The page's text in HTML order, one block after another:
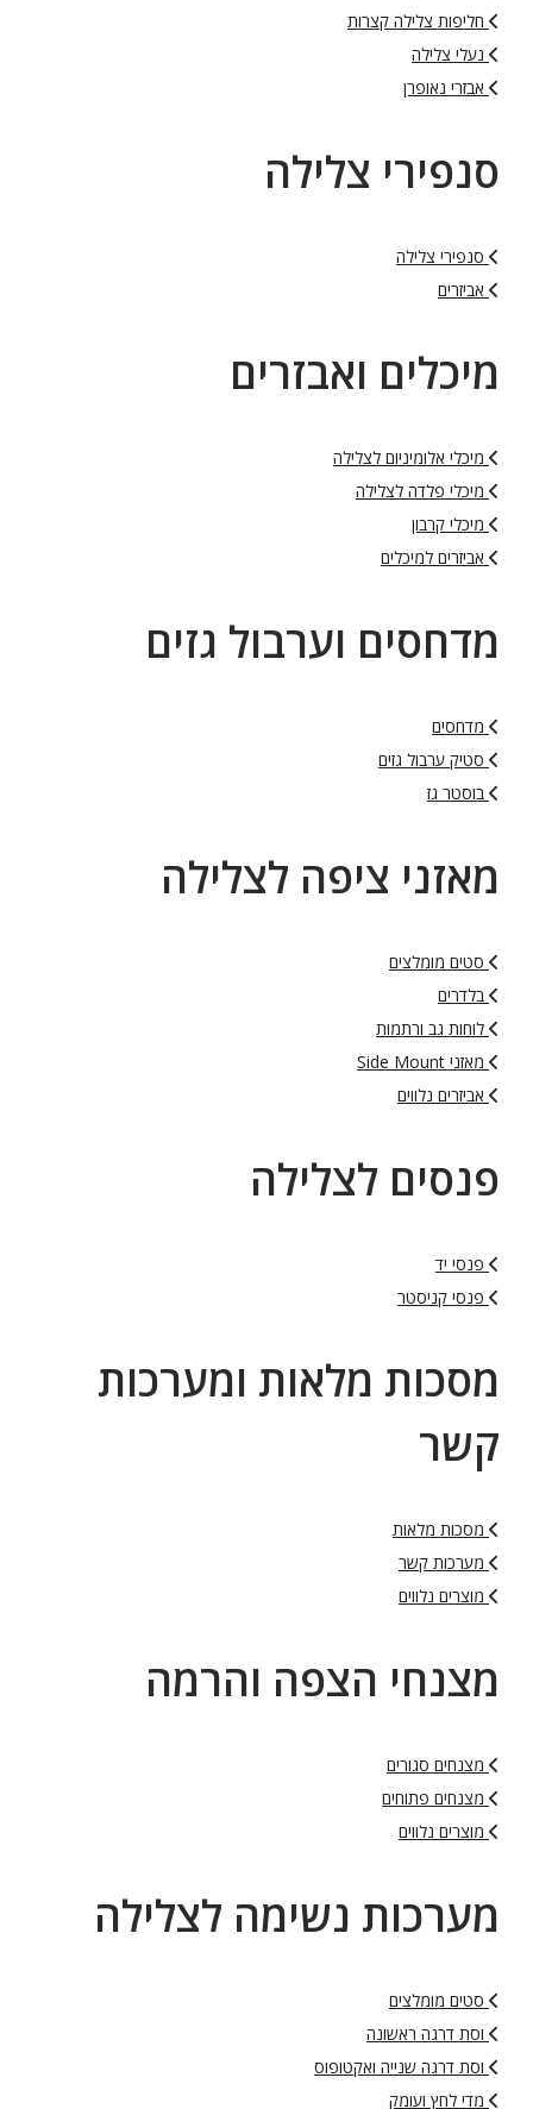
חליפות צלילה קצרות
נעלי צלילה
אבזרי נאופרן
סנפירי צלילה
סנפירי צלילה
אביזרים
מיכלים ואבזרים
מיכלי אלומיניום לצלילה
מיכלי פלדה לצלילה
מיכלי קרבון
אביזרים למיכלים
מדחסים וערבול גזים
מדחסים
סטיק ערבול גזים
בוסטר גז
מאזני ציפה לצלילה
סטים מומלצים
בלדרים
לוחות גב ורתמות
מאזני Side Mount
אביזרים נלווים
פנסים לצלילה
פנסי יד
פנסי קניסטר
מסכות מלאות ומערכות
קשר
מסכות מלאות
מערכות קשר
מוצרים נלווים
מצנחי הצפה והרמה
מצנחים סגורים
מצנחים פתוחים
מוצרים נלווים
מערכות נשימה לצלילה
סטים מומלצים
וסת דרגה ראשונה
וסת דרגה שנייה ואקטופוס
מדי לחץ ועומק